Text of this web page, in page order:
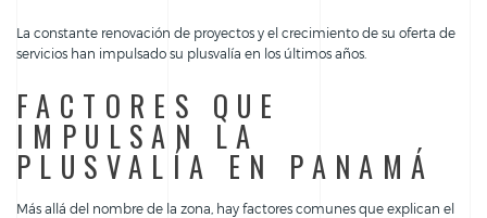
La constante renovación de proyectos y el crecimiento de su oferta de
servicios han impulsado su plusvalía en los últimos años.
FACTORES QUE
IMPULSAN LA
PLUSVALÍA EN PANAMÁ
Más allá del nombre de la zona, hay factores comunes que explican el